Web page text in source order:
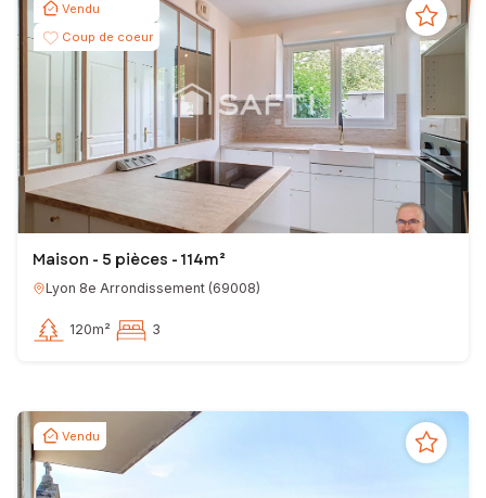
Vendu
Coup de coeur
Maison - 5 pièces - 114m²
Lyon 8e Arrondissement (69008)
120m² 3
Vendu